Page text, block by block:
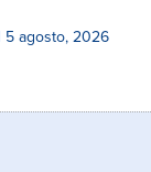
5 agosto, 2026